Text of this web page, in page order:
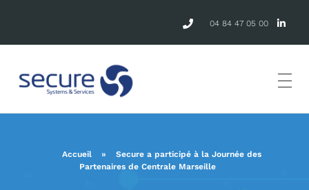
04 84 47 05 00
Accueil »
Secure a participé à la Journée des
Partenaires de Centrale Marseille